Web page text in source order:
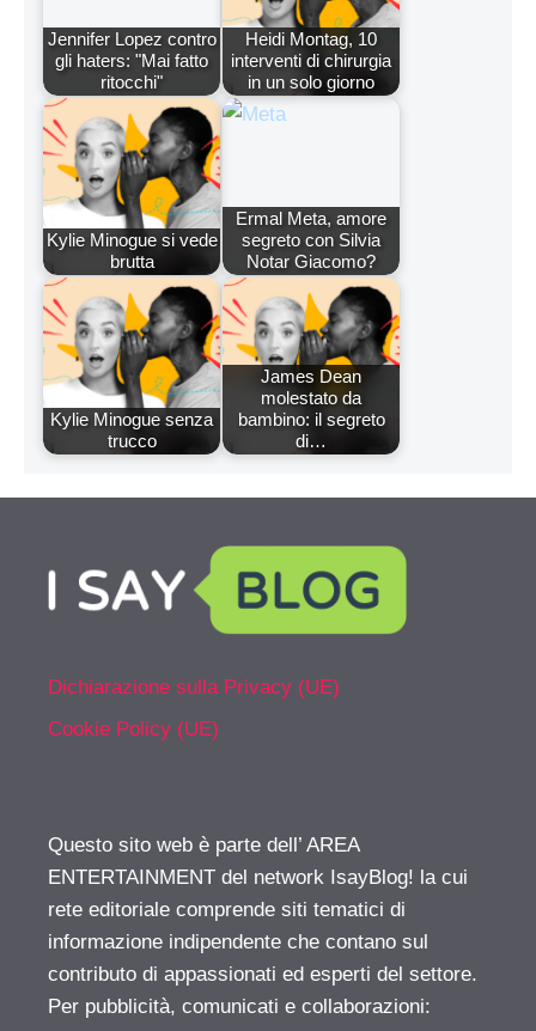
Jennifer Lopez contro
gli haters: "Mai fatto
ritocchi"
Heidi Montag, 10
interventi di chirurgia
in un solo giorno
Kylie Minogue si vede
brutta
Ermal Meta, amore
segreto con Silvia
Notar Giacomo?
Kylie Minogue senza
trucco
James Dean
molestato da
bambino: il segreto
di…
Dichiarazione sulla Privacy (UE)
Cookie Policy (UE)
Questo sito web è parte dell’ AREA
ENTERTAINMENT del network IsayBlog! la cui
rete editoriale comprende siti tematici di
informazione indipendente che contano sul
contributo di appassionati ed esperti del settore.
Per pubblicità, comunicati e collaborazioni: